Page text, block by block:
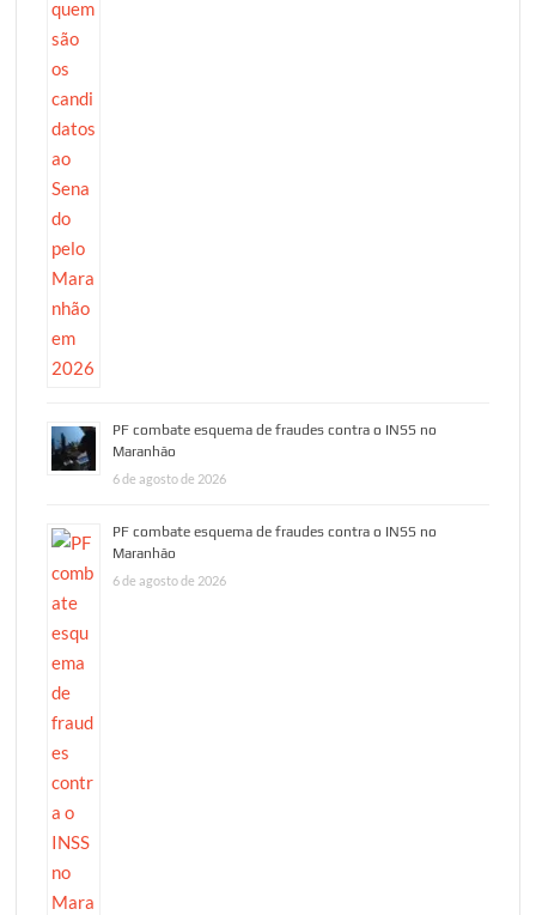
PF combate esquema de fraudes contra o INSS no
Maranhão
6 de agosto de 2026
PF combate esquema de fraudes contra o INSS no
Maranhão
6 de agosto de 2026